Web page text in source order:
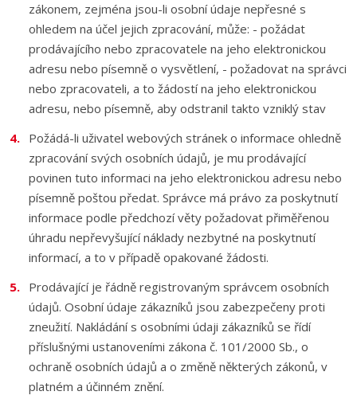
zákonem, zejména jsou-li osobní údaje nepřesné s
ohledem na účel jejich zpracování, může: - požádat
prodávajícího nebo zpracovatele na jeho elektronickou
adresu nebo písemně o vysvětlení, - požadovat na správci
nebo zpracovateli, a to žádostí na jeho elektronickou
adresu, nebo písemně, aby odstranil takto vzniklý stav
Požádá-li uživatel webových stránek o informace ohledně
zpracování svých osobních údajů, je mu prodávající
povinen tuto informaci na jeho elektronickou adresu nebo
písemně poštou předat. Správce má právo za poskytnutí
informace podle předchozí věty požadovat přiměřenou
úhradu nepřevyšující náklady nezbytné na poskytnutí
informací, a to v případě opakované žádosti.
Prodávající je řádně registrovaným správcem osobních
údajů. Osobní údaje zákazníků jsou zabezpečeny proti
zneužití. Nakládání s osobními údaji zákazníků se řídí
příslušnými ustanoveními zákona č. 101/2000 Sb., o
ochraně osobních údajů a o změně některých zákonů, v
platném a účinném znění.